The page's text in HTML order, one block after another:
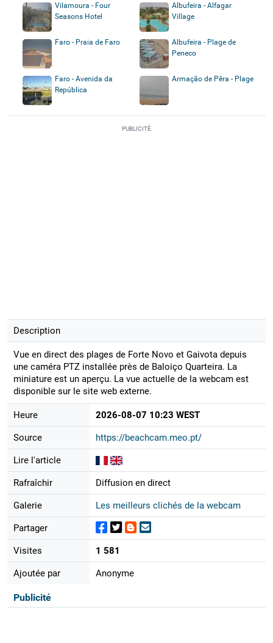
Vilamoura - Four
Seasons Hotel
Albufeira - Alfagar
Village
Faro - Praia de Faro
Albufeira - Plage de
Peneco
Faro - Avenida da
República
Armação de Pêra - Plage
PUBLICITÉ
Description
Vue en direct des plages de Forte Novo et Gaivota depuis
une caméra PTZ installée près de Baloiço Quarteira. La
miniature est un aperçu. La vue actuelle de la webcam est
disponible sur le site web externe.
Heure 2026-08-07 10:23 WEST
Source https://beachcam.meo.pt/
Lire l'article
Rafraîchir Diffusion en direct
Galerie Les meilleurs clichés de la webcam
Partager
Visites 1 581
Ajoutée par Anonyme
Publicité